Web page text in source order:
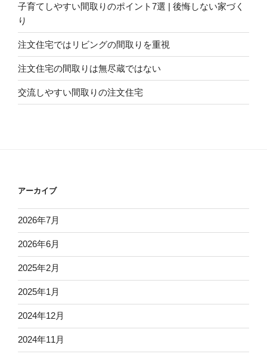
子育てしやすい間取りのポイント7選 | 後悔しない家づく
り
注文住宅ではリビングの間取りを重視
注文住宅の間取りは無尽蔵ではない
交流しやすい間取りの注文住宅
アーカイブ
2026年7月
2026年6月
2025年2月
2025年1月
2024年12月
2024年11月